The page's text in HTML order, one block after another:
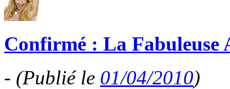
Confirmé : La Fabuleuse
- (Publié le 01/04/2010)